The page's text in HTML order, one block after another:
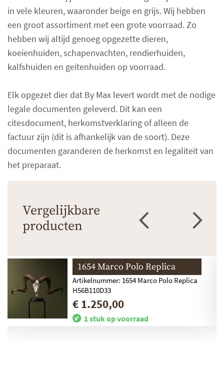
in vele kleuren, waaronder beige en grijs. Wij hebben
een groot assortiment met een grote voorraad. Zo
hebben wij altijd genoeg opgezette dieren,
koeienhuiden, schapenvachten, rendierhuiden,
kalfshuiden en geitenhuiden op voorraad.
Elk opgezet dier dat By Max levert wordt met de nodige
legale documenten geleverd. Dit kan een
citesdocument, herkomstverklaring of alleen de
factuur zijn (dit is afhankelijk van de soort). Deze
documenten garanderen de herkomst en legaliteit van
het preparaat.
Vergelijkbare
producten
1654 Marco Polo Replica
Artikelnummer: 1654 Marco Polo Replica
H56B110D33
€ 1.250,00
1 stuk op voorraad